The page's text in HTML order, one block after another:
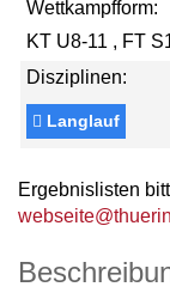
Wettkampfform:
KT U8-11 , FT
Disziplinen:
Langlauf
Ergebnislisten